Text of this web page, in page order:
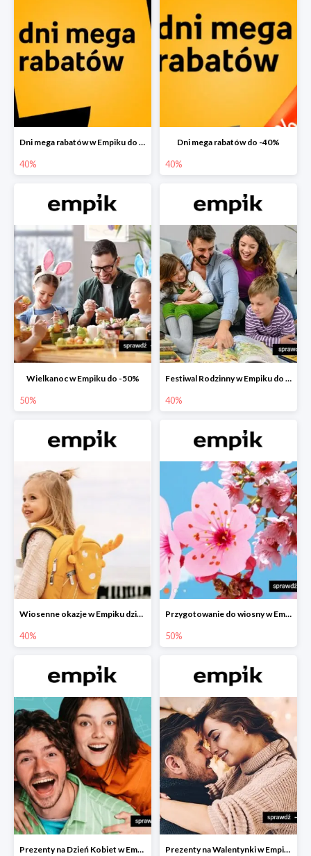
Dni mega rabatów w Empiku do -40%
40%
Dni mega rabatów do -40%
40%
Wielkanoc w Empiku do -50%
50%
Festiwal Rodzinny w Empiku do -40%
40%
Wiosenne okazje w Empiku dziecko w podróży do -40%
40%
Przygotowanie do wiosny w Empiku - setki produktów do -50%
50%
Prezenty na Dzień Kobiet w Empiku do -40% Prezenty na Walentynki w Empiku do -40%